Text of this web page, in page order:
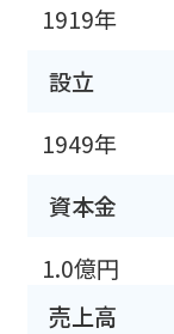
1919年
設立
1949年
資本金
1.0億円
売上高